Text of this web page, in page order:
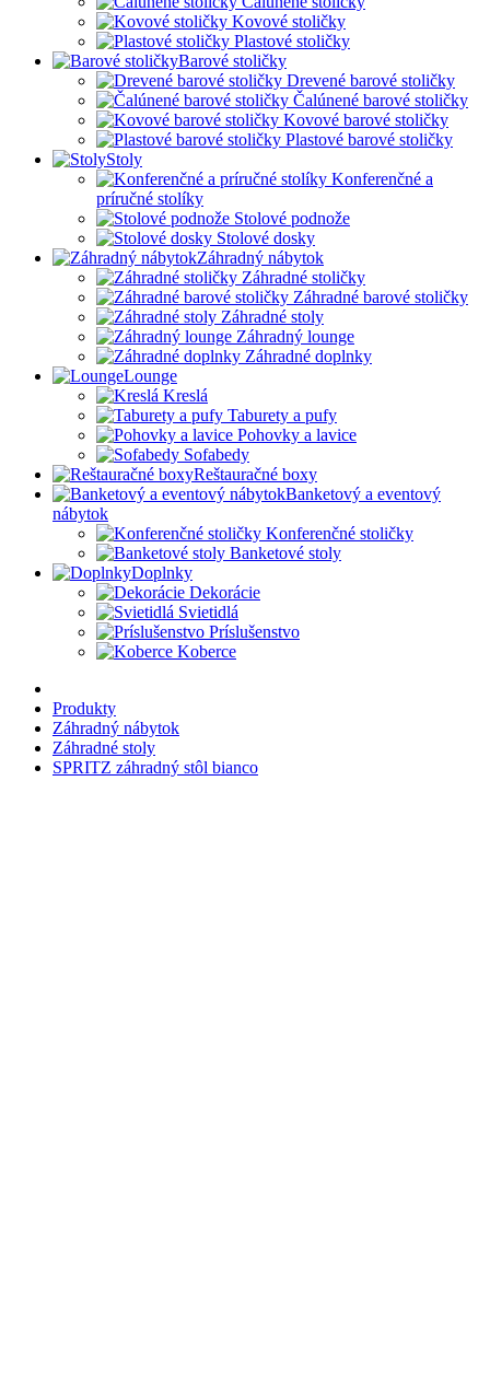
Kovové stoličky
Plastové stoličky
Barové stoličky
Drevené barové stoličky
Čalúnené barové stoličky
Kovové barové stoličky
Plastové barové stoličky
Stoly
Konferenčné a
príručné stolíky
Stolové podnože
Stolové dosky
Záhradný nábytok
Záhradné stoličky
Záhradné barové stoličky
Záhradné stoly
Záhradný lounge
Záhradné doplnky
Lounge
Kreslá
Taburety a pufy
Pohovky a lavice
Sofabedy
Reštauračné boxy
Banketový a eventový
nábytok
Konferenčné stoličky
Banketové stoly
Doplnky
Dekorácie
Svietidlá
Príslušenstvo
Koberce
Produkty
Záhradný nábytok
Záhradné stoly
SPRITZ záhradný stôl bianco